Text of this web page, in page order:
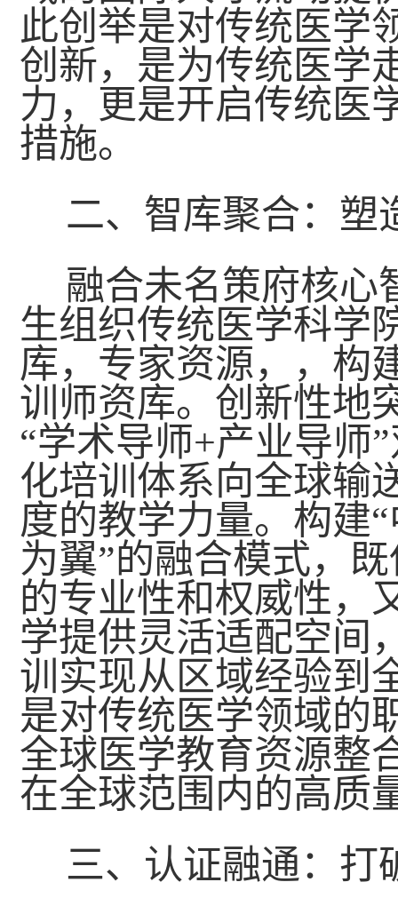
此创举是对传统医学
创新，是为传统医学
力，更是开启传统医
措施。
二、智库聚合：塑
融合未名策府核心
生组织传统医学科学
库，专家资源，，构
训师资库。创新性地
“学术导师+产业导师
化培训体系向全球输
度的教学力量。构建
为翼”的融合模式，
的专业性和权威性，
学提供灵活适配空间
训实现从区域经验到
是对传统医学领域的
全球医学教育资源整
在全球范围内的高质
三、认证融通：打